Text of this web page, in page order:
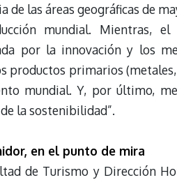
de las áreas geográficas de
mundial. Mientras,
​​por la innovación y los
productos primarios
mundial. Y, por último,
la sostenibilidad”.
en el punto de mira
de Turismo y Dirección